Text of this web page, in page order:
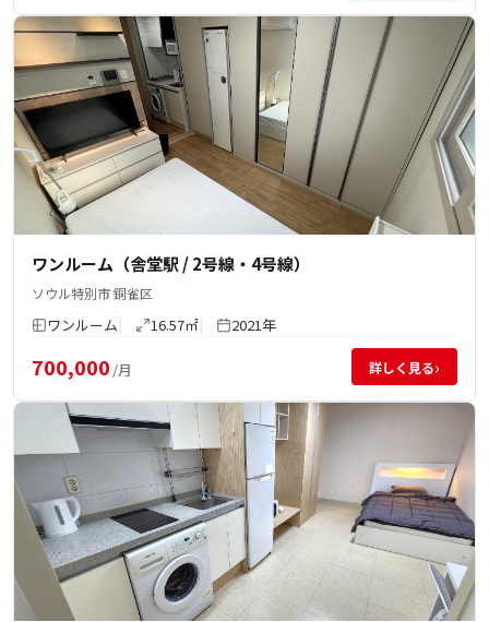
ワンルーム（舎堂駅 / 2号線・4号線）
ソウル特別市 銅雀区
ワンルーム 16.57㎡ 2021年
700,000 /月 詳しく見る›